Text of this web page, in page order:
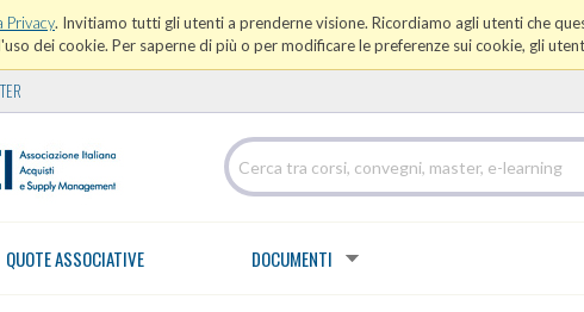
Privacy. Invitiamo tutti gli utenti a prenderne visione. Ricordiamo agli utenti che
dei cookie. Per saperne di più o per modificare le preferenze sui cookie, gli
QUOTE ASSOCIATIVE DOCUMENTI